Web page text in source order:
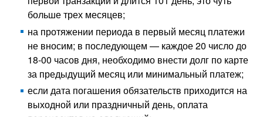
больше трех месяцев;
на протяжении периода в первый месяц платежи
не вносим; в последующем — каждое 20 число до
18-00 часов дня, необходимо внести долг по карте
за предыдущий месяц или минимальный платеж;
если дата погашения обязательств приходится на
выходной или праздничный день, оплата